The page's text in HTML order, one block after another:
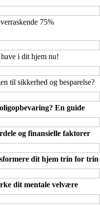
75%
i dit hjem nu!
til sikkerhed og besparelse?
En guide
og finansielle faktorer
dit hjem trin for trin
dit mentale velvære